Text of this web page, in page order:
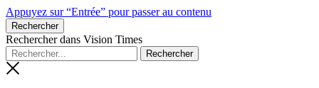
Appuyez sur “Entrée” pour passer au contenu
Rechercher
Rechercher dans Vision Times